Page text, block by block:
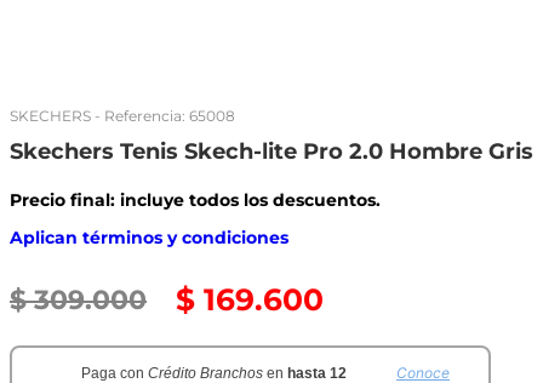
SKECHERS - Referencia: 65008
Skechers Tenis Skech-lite Pro 2.0 Hombre Gris
Precio final: incluye todos los descuentos.
Aplican términos y condiciones
$ 309.000 $ 169.600
Paga con Crédito Branchos en hasta 12
Conoce